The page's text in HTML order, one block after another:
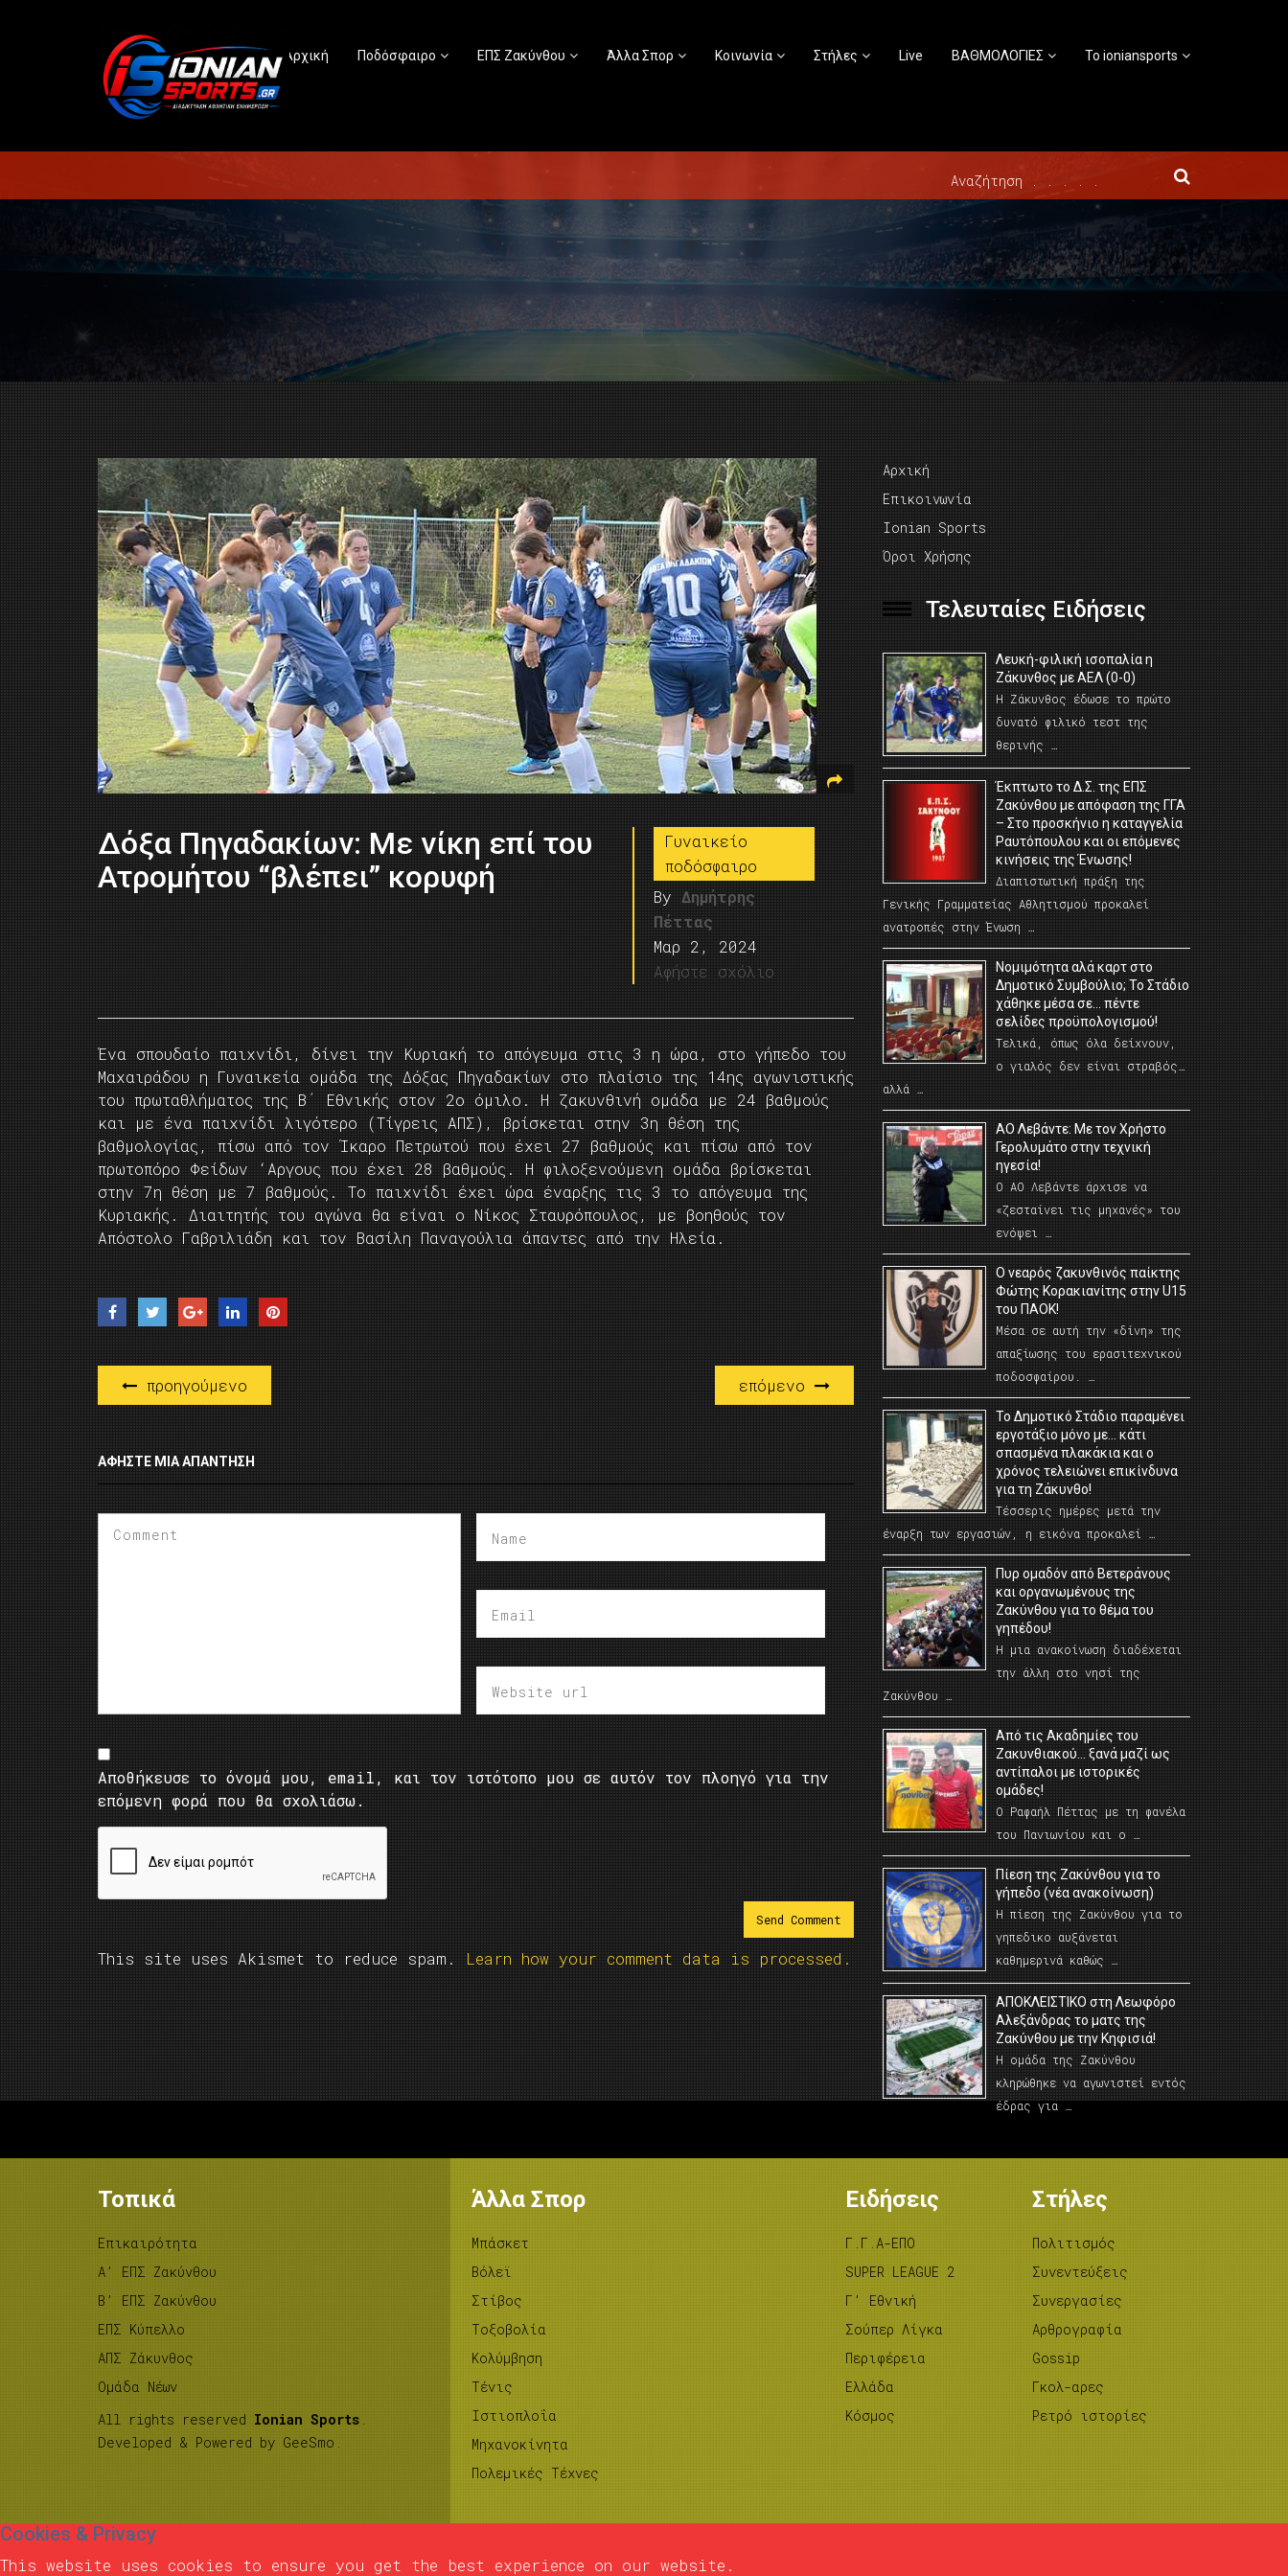
Αρχική Ποδόσφαιρο ΕΠΣ Ζακύνθου Άλλα Σπορ Κοινωνία Στήλες Live ΒΑΘΜΟΛΟΓΙΕΣ Το ioniansports
Δόξα Πηγαδακίων: Με νίκη επί του
Ατρομήτου “βλέπει” κορυφή
Γυναικείο
ποδόσφαιρο
By Δημήτρης
Πέττας
Μαρ 2, 2024
Αφήστε σχόλιο
Ένα σπουδαίο παιχνίδι, δίνει την Κυριακή το απόγευμα στις 3 η ώρα, στο γήπεδο του
Μαχαιράδου η Γυναικεία ομάδα της Δόξας Πηγαδακίων στο πλαίσιο της 14ης αγωνιστικής
του πρωταθλήματος της Β΄ Εθνικής στον 2ο όμιλο. Η ζακυνθινή ομάδα με 24 βαθμούς
και με ένα παιχνίδι λιγότερο (Τίγρεις ΑΠΣ), βρίσκεται στην 3η θέση της
βαθμολογίας, πίσω από τον Ίκαρο Πετρωτού που έχει 27 βαθμούς και πίσω από τον
πρωτοπόρο Φείδων ‘Αργους που έχει 28 βαθμούς. Η φιλοξενούμενη ομάδα βρίσκεται
στην 7η θέση με 7 βαθμούς. Το παιχνίδι έχει ώρα έναρξης τις 3 το απόγευμα της
Κυριακής. Διαιτητής του αγώνα θα είναι ο Νίκος Σταυρόπουλος, με βοηθούς τον
Απόστολο Γαβριλιάδη και τον Βασίλη Παναγούλια άπαντες από την Ηλεία.
προηγούμενο επόμενο
ΑΦΉΣΤΕ ΜΙΑ ΑΠΆΝΤΗΣΗ
Αποθήκευσε το όνομά μου, email, και τον ιστότοπο μου σε αυτόν τον πλοηγό για την
επόμενη φορά που θα σχολιάσω.
This site uses Akismet to reduce spam. Learn how your comment data is processed.
Αρχική
Επικοινωνία
Ionian Sports
Όροι Χρήσης
Τελευταίες Ειδήσεις
Λευκή-φιλική ισοπαλία η
Ζάκυνθος με ΑΕΛ (0-0)
Η Ζάκυνθος έδωσε το πρώτο
δυνατό φιλικό τεστ της
θερινής …
Έκπτωτο το Δ.Σ. της ΕΠΣ
Ζακύνθου με απόφαση της ΓΓΑ
– Στο προσκήνιο η καταγγελία
Ραυτόπουλου και οι επόμενες
κινήσεις της Ένωσης!
Διαπιστωτική πράξη της
Γενικής Γραμματείας Αθλητισμού προκαλεί
ανατροπές στην Ένωση …
Νομιμότητα αλά καρτ στο
Δημοτικό Συμβούλιο; Το Στάδιο
χάθηκε μέσα σε… πέντε
σελίδες προϋπολογισμού!
Τελικά, όπως όλα δείχνουν,
ο γιαλός δεν είναι στραβός…
αλλά …
ΑΟ Λεβάντε: Με τον Χρήστο
Γερολυμάτο στην τεχνική
ηγεσία!
Ο ΑΟ Λεβάντε άρχισε να
«ζεσταίνει τις μηχανές» του
ενόψει …
O νεαρός ζακυνθινός παίκτης
Φώτης Κορακιανίτης στην U15
του ΠΑΟΚ!
Μέσα σε αυτή την «δίνη» της
απαξίωσης του ερασιτεχνικού
ποδοσφαίρου. …
Το Δημοτικό Στάδιο παραμένει
εργοτάξιο μόνο με… κάτι
σπασμένα πλακάκια και ο
χρόνος τελειώνει επικίνδυνα
για τη Ζάκυνθο!
Τέσσερις ημέρες μετά την
έναρξη των εργασιών, η εικόνα προκαλεί …
Πυρ ομαδόν από Βετεράνους
και οργανωμένους της
Ζακύνθου για το θέμα του
γηπέδου!
Η μια ανακοίνωση διαδέχεται
την άλλη στο νησί της
Ζακύνθου …
Από τις Ακαδημίες του
Ζακυνθιακού… ξανά μαζί ως
αντίπαλοι με ιστορικές
ομάδες!
Ο Ραφαήλ Πέττας με τη φανέλα
του Πανιωνίου και ο …
Πίεση της Ζακύνθου για το
γήπεδο (νέα ανακοίνωση)
Η πίεση της Ζακύνθου για το
γηπεδικο αυξάνεται
καθημερινά καθώς …
AΠΟΚΛΕΙΣΤΙΚΟ στη Λεωφόρο
Αλεξάνδρας το ματς της
Ζακύνθου με την Κηφισιά!
Η ομάδα της Ζακύνθου
κληρώθηκε να αγωνιστεί εντός
έδρας για …
Τοπικά
Επικαιρότητα
A’ ΕΠΣ Ζακύνθου
B’ ΕΠΣ Ζακύνθου
ΕΠΣ Κύπελλο
ΑΠΣ Ζάκυνθος
Ομάδα Νέων
All rights reserved Ionian Sports .
Developed & Powered by GeeSmo .
Άλλα Σπορ
Μπάσκετ
Βόλεϊ
Στίβος
Tοξοβολία
Κολύμβηση
Τένις
Ιστιοπλοΐα
Μηχανοκίνητα
Πολεμικές Τέχνες
Ειδήσεις
Γ.Γ.Α-ΕΠΟ
SUPER LEAGUE 2
Γ’ Εθνική
Σούπερ Λίγκα
Περιφέρεια
Ελλάδα
Κόσμος
Στήλες
Πολιτισμός
Συνεντεύξεις
Συνεργασίες
Αρθρογραφία
Gossip
Γκολ-αρες
Ρετρό ιστορίες
Cookies & Privacy
This website uses cookies to ensure you get the best experience on our website.